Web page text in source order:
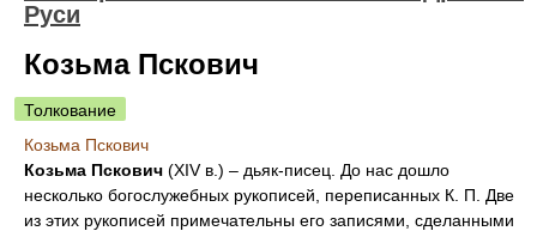
Руси
Козьма Пскович
Толкование
Козьма Пскович
Козьма Пскович (XIV в.) – дьяк-писец. До нас дошло
несколько богослужебных рукописей, переписанных К. П. Две
из этих рукописей примечательны его записями, сделанными